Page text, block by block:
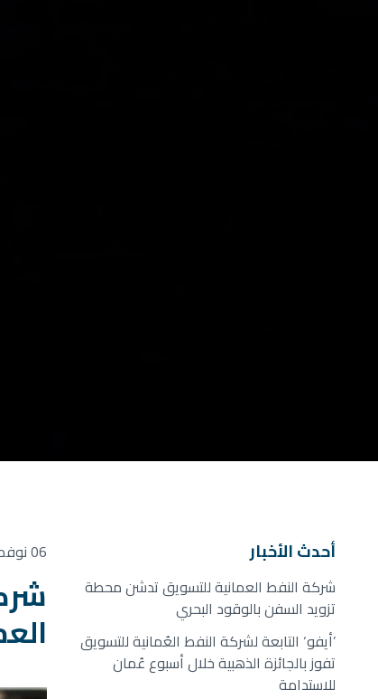
أحدث الأخبار
شركة النفط العمانية للتسويق تدشن محطة
تزويد السفن بالوقود البحري
’أيفو‘ التابعة لشركة النفط العُمانية للتسويق
تفوز بالجائزة الذهبية خلال أسبوع عُمان
للاستدامة
06 نوفمبر, 2018